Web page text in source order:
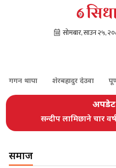
थापा शेरबहादुर देउवा
अपडेट
सन्दीप लामिछाने चार
समाज